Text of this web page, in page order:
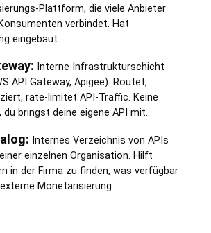
Plattform, die viele Anbieter
verbindet. Hat
eingebaut.
Interne Infrastrukturschicht
API Gateway, Apigee). Routet,
rate-limitet API-Traffic. Keine
du bringst deine eigene API mit.
Internes Verzeichnis von APIs
einzelnen Organisation. Hilft
in der Firma zu finden, was verfügbar
Monetarisierung.